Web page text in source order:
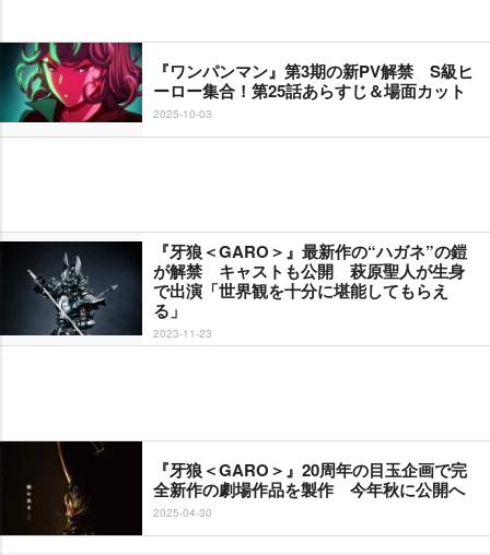
『ワンパンマン』第3期の新PV解禁 S級ヒ
ーロー集合！第25話あらすじ＆場面カット
2025-10-03
『牙狼＜GARO＞』最新作の“ハガネ”の鎧
が解禁 キャストも公開 萩原聖人が生身
で出演「世界観を十分に堪能してもらえ
る」
2023-11-23
『牙狼＜GARO＞』20周年の目玉企画で完
全新作の劇場作品を製作 今年秋に公開へ
2025-04-30